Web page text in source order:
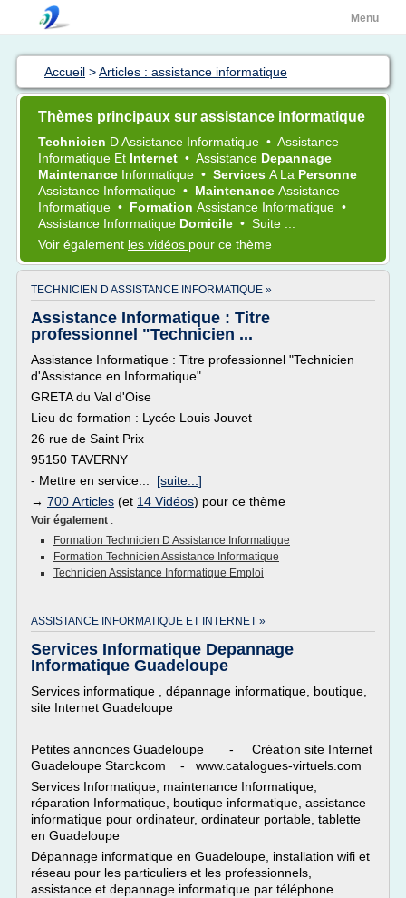
Menu
Accueil >Articles : assistance informatique
Thèmes principaux sur assistance informatique
Technicien DAssistance Informatique • Assistance
Informatique Et Internet • Assistance Depannage
Maintenance Informatique • Services A La Personne
Assistance Informatique • Maintenance Assistance
Informatique • Formation Assistance Informatique •
Assistance Informatique Domicile • Suite ...
Voir également les vidéos pour ce thème
TECHNICIEN D ASSISTANCE INFORMATIQUE »
Assistance Informatique : Titre
professionnel "Technicien ...
Assistance Informatique : Titre professionnel "Technicien
d'Assistance en Informatique"
GRETA du Val d'Oise
Lieu de formation : Lycée Louis Jouvet
26 rue de Saint Prix
95150 TAVERNY
- Mettre en service... [suite...]
→ 700 Articles (et 14 Vidéos) pour ce thème
Voir également :
Formation Technicien D Assistance Informatique
Formation Technicien Assistance Informatique
Technicien Assistance Informatique Emploi
ASSISTANCE INFORMATIQUE ET INTERNET »
Services Informatique Depannage
Informatique Guadeloupe
Services informatique , dépannage informatique, boutique,
site Internet Guadeloupe
Petites annonces Guadeloupe - Création site Internet
Guadeloupe Starckcom - www.catalogues-virtuels.com
Services Informatique, maintenance Informatique,
réparation Informatique, boutique informatique, assistance
informatique pour ordinateur, ordinateur portable, tablette
en Guadeloupe
Dépannage informatique en Guadeloupe, installation wifi et
réseau pour les particuliers et les professionnels,
assistance et depannage informatique par téléphone